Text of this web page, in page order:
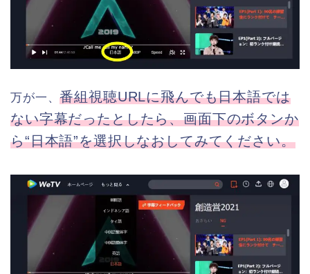
万が一、番組視聴URLに飛んでも日本語では
ない字幕だったとしたら、画面下のボタンか
ら“日本語”を選択しなおしてみてください。